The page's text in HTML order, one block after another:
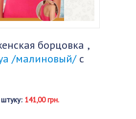
борцовка ,
/малиновый/с
: 141,00 грн.